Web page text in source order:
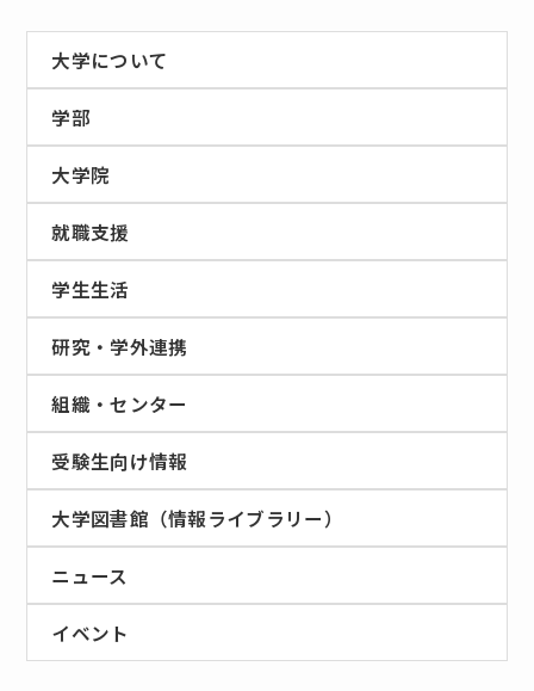
大学について
学部
大学院
就職支援
学生生活
研究・学外連携
組織・センター
受験生向け情報
大学図書館（情報ライブラリー）
ニュース
イベント